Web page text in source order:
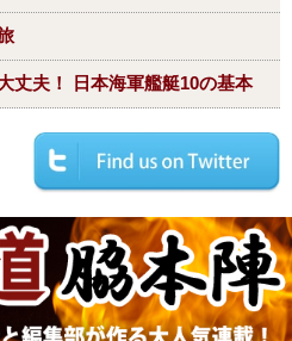
丈夫！ 日本海軍艦艇10の基本